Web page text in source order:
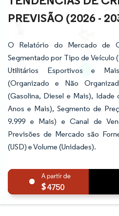
PREVISÃO (2026 -
O Relatório do Mercado de
Segmentado por Tipo de Veículo
Utilitários Esportivos e
(Organizado e Não
(Gasolina, Diesel e Mais), Idade
Anos e Mais), Segmento de
9.999 e Mais) e Canal de
Previsões de Mercado são
(USD) e Volume (Unidades).
4750